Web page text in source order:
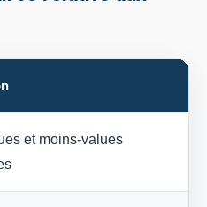
et moins-values